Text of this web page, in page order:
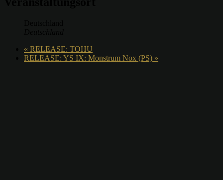
« RELEASE: TOHU
RELEASE: YS IX: Monstrum Nox (PS) »